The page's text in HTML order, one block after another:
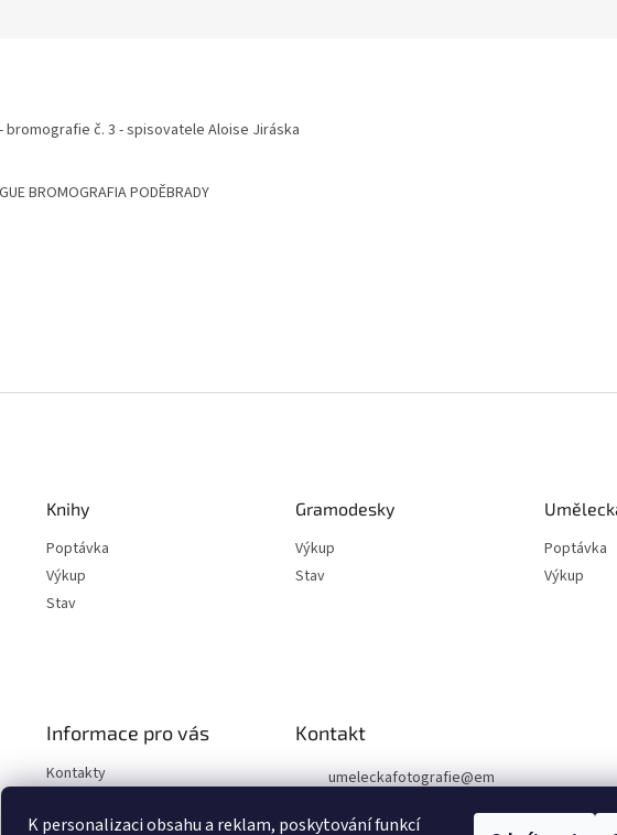
K personalizaci obsahu a reklam, poskytování funkcí
č. 3 - spisovatele Aloise Jiráska
BROMOGRAFIA PODĚBRADY
Knihy
Poptávka
Výkup
Stav
Gramodesky
Výkup
Stav
Poptávka
Výkup
Informace pro vás
Kontakty
Podmínky ochrany osobních
Kontakt
umeleckafotografie@em